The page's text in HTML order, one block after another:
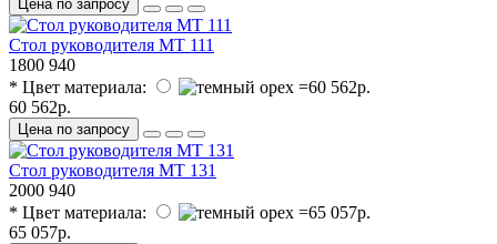
Цена по запросу
Стол руководителя МТ 111
1800 940
* Цвет материала:
60 562р.
Цена по запросу
Стол руководителя МТ 131
2000 940
* Цвет материала:
65 057р.